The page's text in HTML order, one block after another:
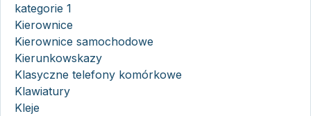
kategorie 1
Kierownice
Kierownice samochodowe
Kierunkowskazy
Klasyczne telefony komórkowe
Klawiatury
Kleje